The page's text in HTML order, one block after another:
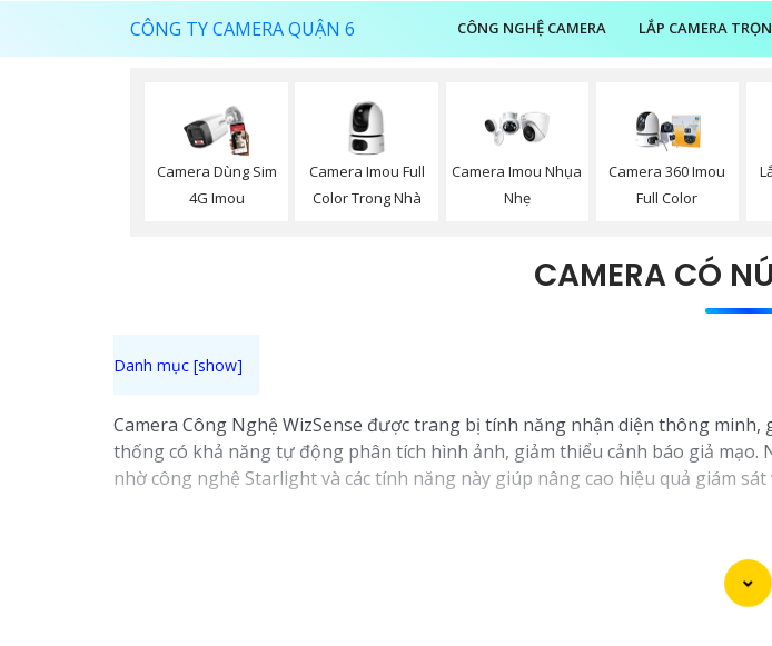
CÔNG TY CAMERA QUẬN 6 CÔNG NGHỆ CAMERA LẮP CAMERA
Camera Dùng Sim
4G Imou
Camera Imou Full
Color Trong Nhà
Camera Imou Nhụa
Nhẹ
Camera 360 Imou
Full Color
CAMERA CÓ
Camera Công Nghệ WizSense được trang bị tính năng nhận diện thông
thống có khả năng tự động phân tích hình ảnh, giảm thiểu cảnh báo giả
nhờ công nghệ Starlight và các tính năng này giúp nâng cao hiệu quả giám